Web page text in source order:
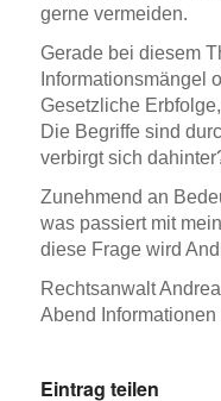
gerne vermeiden.
Gerade bei diesem
Informationsmängel
Gesetzliche
Die Begriffe sind
verbirgt sich
Zunehmend an
was passiert mit
diese Frage wird
Rechtsanwalt
Abend
Eintrag teilen